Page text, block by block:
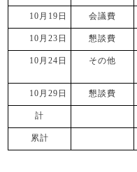
10月19日 会議費
10月23日 懇談費
10月24日 その他
10月29日 懇談費
計
累計